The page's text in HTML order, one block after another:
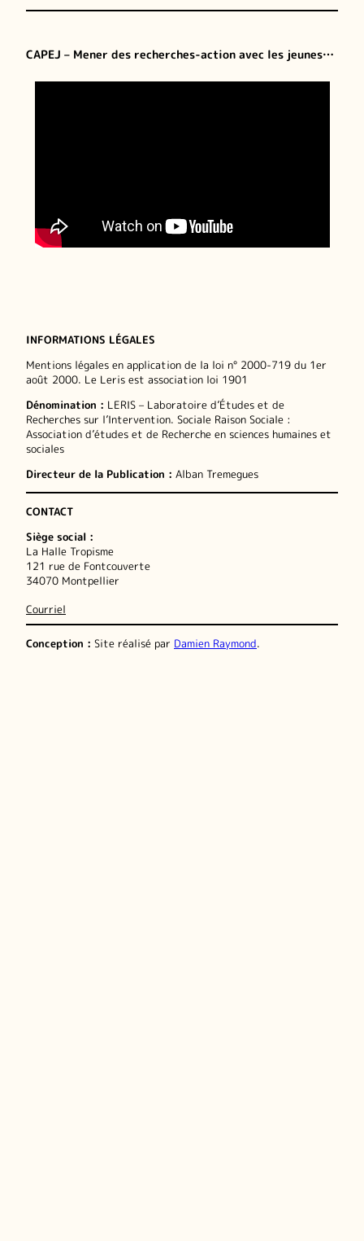
CAPEJ – Mener des recherches-action avec les jeunes…
INFORMATIONS LÉGALES
Mentions légales en application de la loi n° 2000-719 du 1er
août 2000. Le Leris est association loi 1901
Dénomination : LERIS – Laboratoire d’Études et de
Recherches sur l’Intervention. Sociale Raison Sociale :
Association d’études et de Recherche en sciences humaines et
sociales
Directeur de la Publication : Alban Tremegues
CONTACT
Siège social :
La Halle Tropisme
121 rue de Fontcouverte
34070 Montpellier
Courriel
Conception : Site réalisé par Damien Raymond.